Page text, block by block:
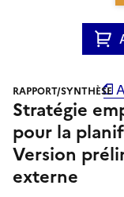
RAPPORT/SYNTHÈSE
Stratégie
pour la
Version
externe